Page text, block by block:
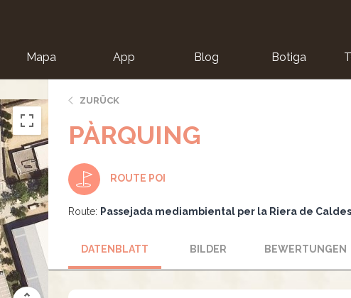
Mapa App Blog Botiga
ZURÜCK
PÀRQUING
ROUTE POI
Route: Passejada mediambiental per la Riera de Caldes
DATENBLATT BILDER BEWERTUNGEN